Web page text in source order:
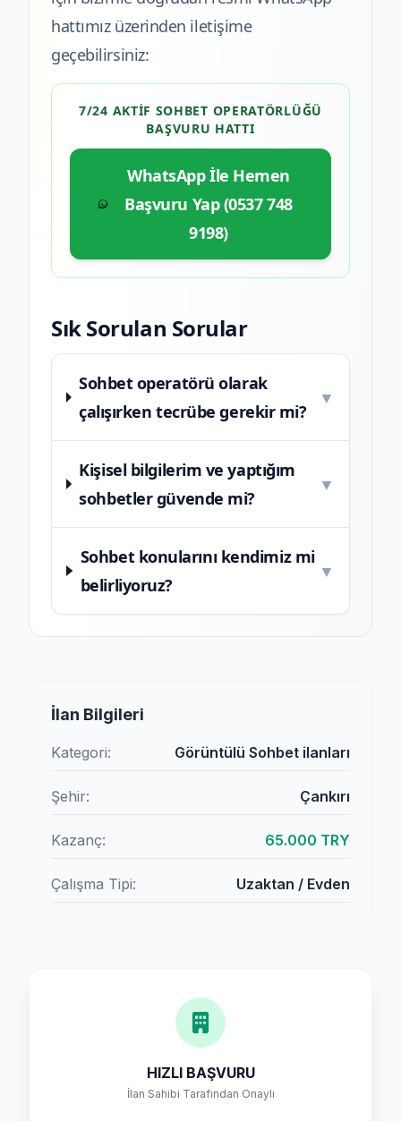
hattımız üzerinden iletişime
geçebilirsiniz:
7/24 AKTIF SOHBET OPERATÖRLÜĞÜ
BAŞVURU HATTI
WhatsApp İle Hemen
Başvuru Yap (0537 748
9198)
Sık Sorulan Sorular
Sohbet operatörü olarak
çalışırken tecrübe gerekir mi?
▼
Kişisel bilgilerim ve yaptığım
sohbetler güvende mi?
▼
Sohbet konularını kendimiz mi
belirliyoruz?
▼
İlan Bilgileri
Kategori: Görüntülü Sohbet ilanları
Şehir: Çankırı
Kazanç: 65.000 TRY
Çalışma Tipi: Uzaktan / Evden
HIZLI BAŞVURU
İlan Sahibi Tarafından Onaylı